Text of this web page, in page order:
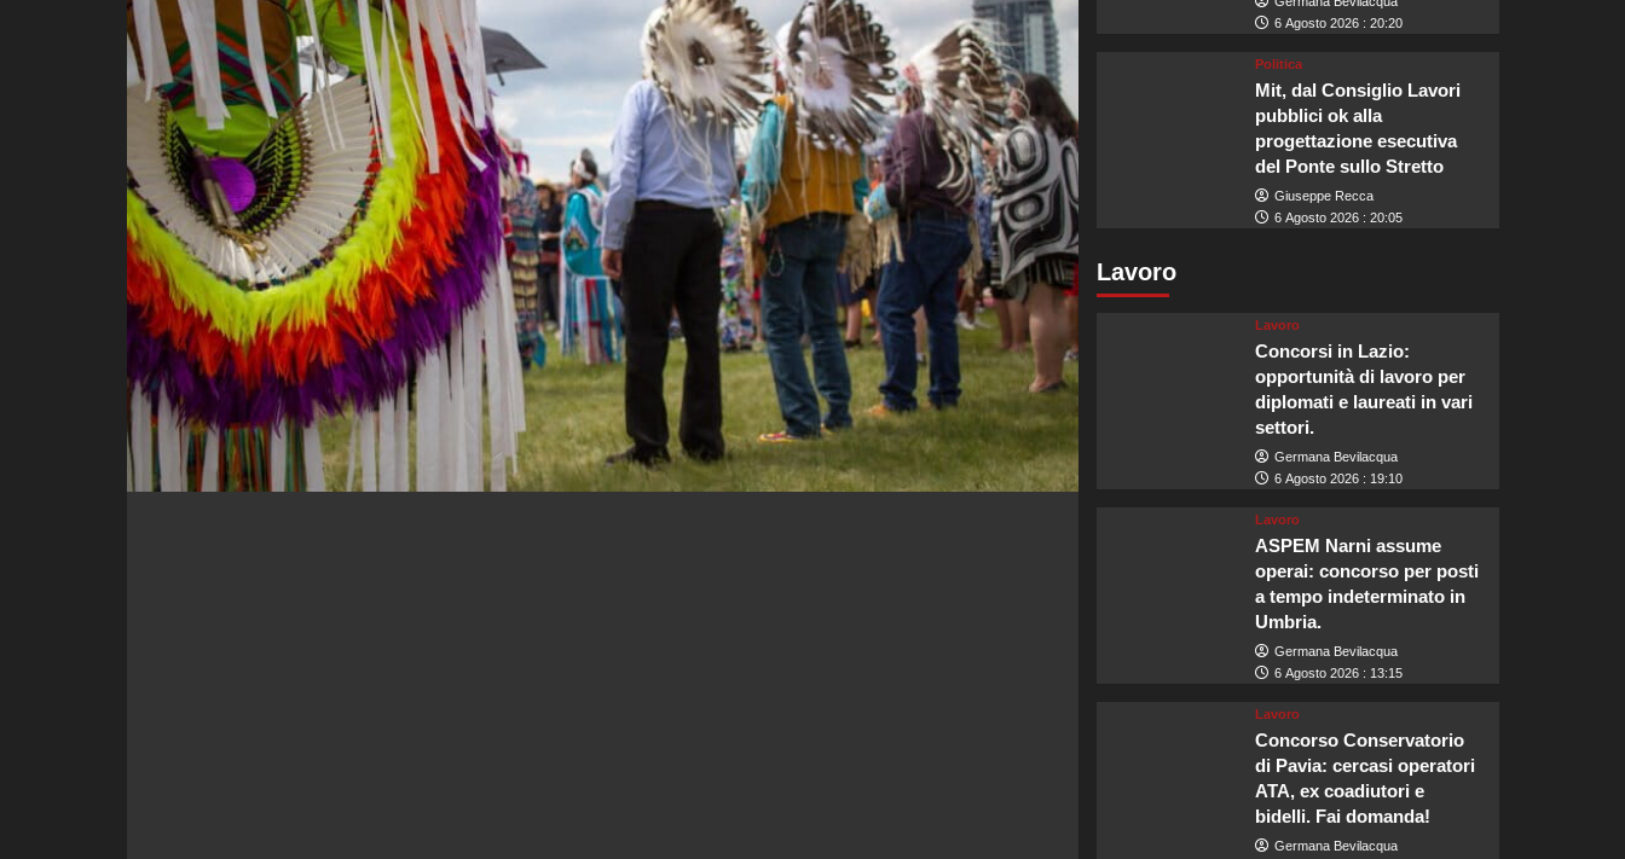
6 Agosto 2026 : 20:20
Politica
Mit, dal Consiglio Lavori
pubblici ok alla
progettazione esecutiva
del Ponte sullo Stretto
Giuseppe Recca
6 Agosto 2026 : 20:05
Lavoro
Lavoro
Concorsi in Lazio:
opportunità di lavoro per
diplomati e laureati in vari
settori.
Germana Bevilacqua
6 Agosto 2026 : 19:10
Lavoro
ASPEM Narni assume
operai: concorso per posti
a tempo indeterminato in
Umbria.
Germana Bevilacqua
6 Agosto 2026 : 13:15
Lavoro
Concorso Conservatorio
di Pavia: cercasi operatori
ATA, ex coadiutori e
bidelli. Fai domanda!
Germana Bevilacqua